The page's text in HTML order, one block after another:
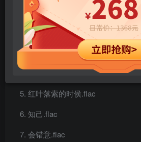
Cest la Vie.flac
出嫁的清晨.flac
也许应该分手了.flac
只等这一季.flac
红叶落索的时侯.flac
知己.flac
会错意.flac